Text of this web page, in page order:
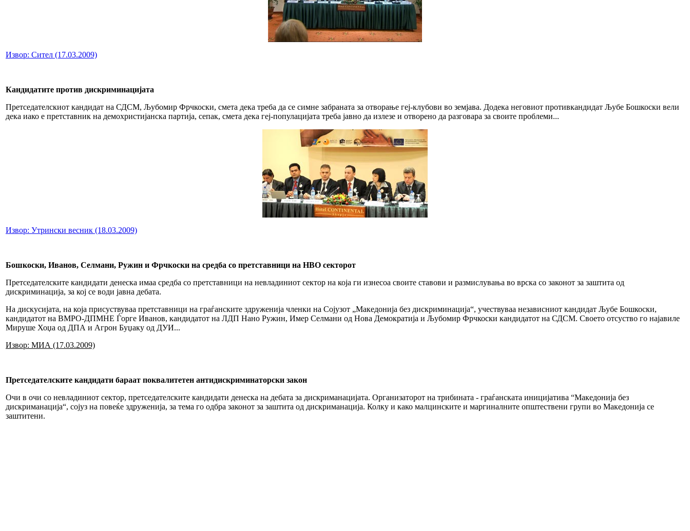
Извор: Сител (17.03.2009)
Кандидатите против дискриминацијата
Претседателскиот кандидат на СДСМ, Љубомир Фрчкоски, смета дека треба да се симне забраната за отворање геј-клубови во земјава. Додека неговиот противкандидат Љубе Бошкоски вели
дека иако е претставник на демохристијанска партија, сепак, смета дека геј-популацијата треба јавно да излезе и отворено да разговара за своите проблеми...
Извор: Утрински весник (18.03.2009)
Бошкоски, Иванов, Селмани, Ружин и Фрчкоски на средба со претставници на НВО секторот
Претседателските кандидати денеска имаа средба со претставници на невладиниот сектор на која ги изнесоа своите ставови и размислувања во врска со законот за заштита од
дискриминација, за кој се води јавна дебата.
На дискусијата, на која присуствуваа претставници на граѓанските здруженија членки на Сојузот „Македонија без дискриминација“, учествуваа независниот кандидат Љубе Бошкоски,
кандидатот на ВМРО-ДПМНЕ Ѓорге Иванов, кандидатот на ЛДП Нано Ружин, Имер Селмани од Нова Демократија и Љубомир Фрчкоски кандидатот на СДСМ. Своето отсуство го најавиле
Мируше Хоџа од ДПА и Агрон Буџаку од ДУИ...
Извор: МИА (17.03.2009)
Претседателските кандидати бараат поквалитетен антидискриминаторски закон
Очи в очи со невладиниот сектор, претседателските кандидати денеска на дебата за дискриманацијата. Организаторот на трибината - граѓанската иницијатива “Македонија без
дискриманација“, сојуз на повеќе здруженија, за тема го одбра законот за заштита од дискриманација. Колку и како малцинските и маргиналните општествени групи во Македонија се
заштитени.